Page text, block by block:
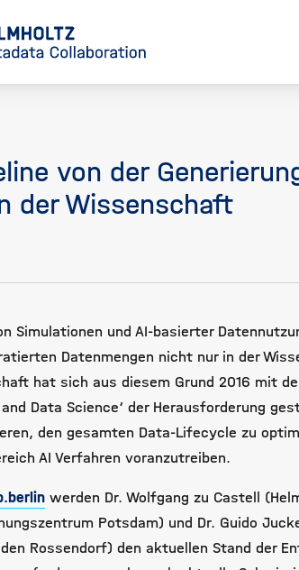
von der
der Wissenschaft
Simulationen und AI-basierter
Datenmengen nicht nur in der
hat sich aus diesem Grund 2016 mit
Data Science‘ der Herausforderung
den gesamten Data-Lifecycle zu
AI Verfahren voranzutreiben.
werden Dr. Wolfgang zu Castell
Potsdam) und Dr. Guido
Rossendorf) den aktuellen Stand der